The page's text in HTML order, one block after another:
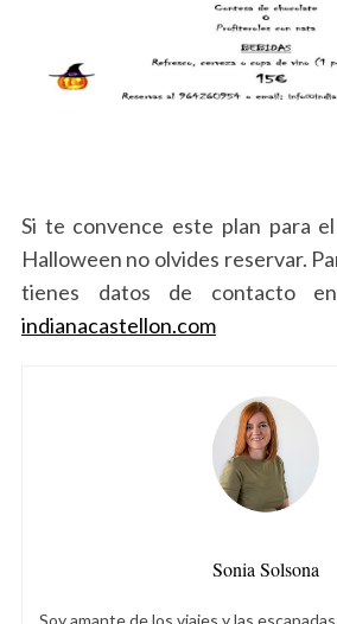
Si te convence este plan para
Halloween no olvides reservar.
tienes datos de contacto
indianacastellon.com
Sonia Solsona